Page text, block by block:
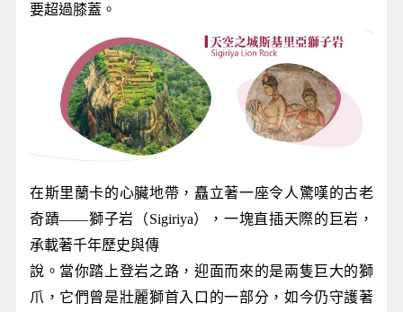
要超過膝蓋。
在斯里蘭卡的心臟地帶，矗立著一座令人驚嘆的古老
奇蹟——獅子岩（Sigiriya），一塊直插天際的巨岩，
承載著千年歷史與傳
說。當你踏上登岩之路，迎面而來的是兩隻巨大的獅
爪，它們曾是壯麗獅首入口的一部分，如今仍守護著